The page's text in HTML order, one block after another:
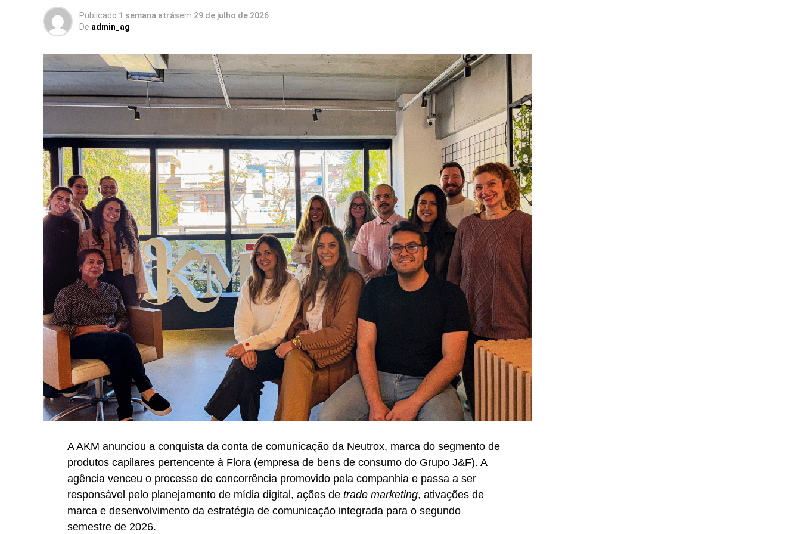
celebrar esta história com o mesmo entusiasmo do primeiro dia, reafirmando nosso
compromisso em construir narrativas vivas que geram valor para o ecossistema dos nossos
Com um portfólio que carrega o histórico de projetos para gigantes do mercado como
Whirlpool, Heineken, Banco BMG, Banco Inter, Grupo Boticário, Suvinil, GOL, Havaianas e
MetLife, para seguir o ritmo do seu crescimento, a EAÍ?! inicia o novo ciclo com a conquista
das contas da Camil (convenção anual e viagem de incentivo) e da Seara (campanhas de
engajamento interno). Além da ampliação do escopo de atuação com a Copa Energia
(calendário nacional de eventos e trade marketing) e com a Mondelez International
(ecossistema de campanhas de incentivo e viagens).
No último trimestre de 2026, a agência também assina a produção da segunda edição do
Inter Summit, evento proprietário do Banco Inter que já se integrou ao calendário oficial de
Belo Horizonte.
Uma década de viradas: da adaptação histórica à liderança em inovação
A história da EAÍ?! é pautada por marcos operacionais que acompanharam, e em muitos
momentos anteciparam, as transformações do mercado de live marketing no Brasil. A
principal virada de sua trajetória ocorreu em 2020. No auge da pandemia de COVID-19, em
menos de 30 dias, a agência idealizou e migrou a convenção nacional da Havaianas para
uma plataforma digital proprietária. Desse movimento nasceu a Smart Live, solução que
viabilizou mais de 200 eventos digitais em apenas um ano, reposicionando a agência na
liderança da transformação digital do setor em um momento crucial.
Com a retomada do mercado, a agência continuou desbravando novas fronteiras. Em 2021,
assinou uma ativação no metaverso para a Heineken, antecipando tendências virtuais no
país. No cenário internacional, conduziu o encerramento do Pavilhão Brasil, da Usina de
Itaipu Binacional, durante a Expo Dubai, o maior evento de inovação do mundo. A operação
mobilizou mais de 200 profissionais de cinco países em 15 experiências interativas focadas
em água, biodiversidade e energia, alcançando a marca de mais de 2 milhões de visitantes
e registrando o maior público computado pelo Pavilhão Brasil durante seus seis meses de
Publicado 1 semana atrásem 29 de julho de 2026
De admin_ag
A AKM anunciou a conquista da conta de comunicação da Neutrox, marca do segmento de
produtos capilares pertencente à Flora (empresa de bens de consumo do Grupo J&F). A
agência venceu o processo de concorrência promovido pela companhia e passa a ser
responsável pelo planejamento de mídia digital, ações de trade marketing, ativações de
marca e desenvolvimento da estratégia de comunicação integrada para o segundo
semestre de 2026.